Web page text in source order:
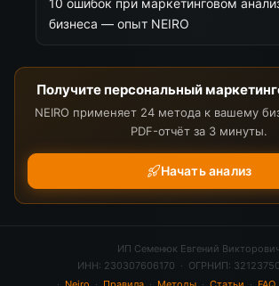
10 ошибок при маркетинговом
бизнеса — опыт NEIRO
Получите персональный
NEIRO применяет 24 метода к вашему
PDF-отчёт за 3 минуты.
Начать анализ
ИП Семенюк Евгений Викторович
ИНН: 230307606170 · ОГРНИП: